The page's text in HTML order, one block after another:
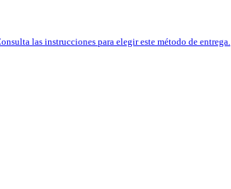
las instrucciones para elegir este método de entrega.